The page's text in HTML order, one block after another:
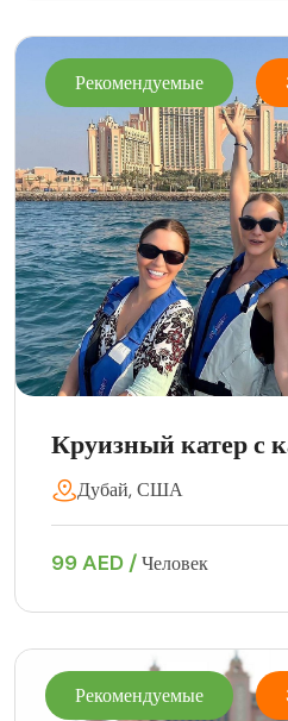
Рекомендуемые
Круизный катер с
Дубай, США
99 AED /Человек
Рекомендуемые